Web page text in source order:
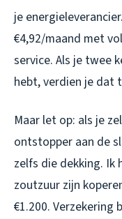
je
€4,92/maand met
service. Als je twee
hebt, verdien je dat
Maar let op: als je
ontstopper aan de
zelfs die dekking. Ik
zoutzuur zijn
€1.200. Verzekering